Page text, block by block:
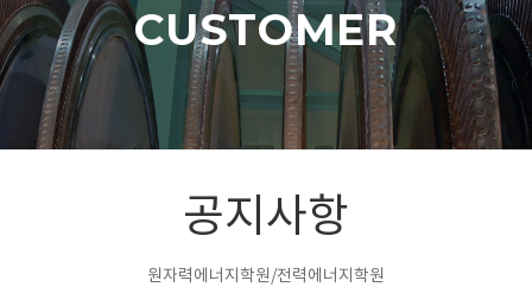
CUSTOMER
공지사항
원자력에너지학원/전력에너지학원